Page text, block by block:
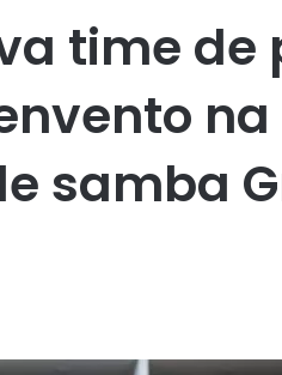
time de
na
samba